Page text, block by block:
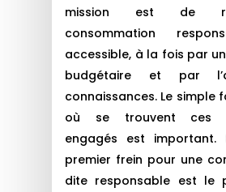
mission est de
consommation
accessible, à la fois par
budgétaire et par
connaissances. Le simple
où se trouvent ces
engagés est important.
premier frein pour une
dite responsable est le